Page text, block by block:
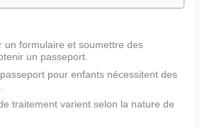
un formulaire et soumettre des
un passeport.
pour enfants nécessitent des
traitement varient selon la nature de